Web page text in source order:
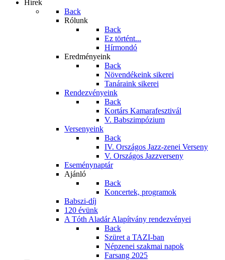
Hírek
Back
Rólunk
Back
Ez történt...
Hírmondó
Eredményeink
Back
Növendékeink sikerei
Tanáraink sikerei
Rendezvényeink
Back
Kortárs Kamarafesztivál
V. Babszimpózium
Versenyeink
Back
IV. Országos Jazz-zenei Verseny
V. Országos Jazzverseny
Eseménynaptár
Ajánló
Back
Koncertek, programok
Babszi-díj
120 évünk
A Tóth Aladár Alapítvány rendezvényei
Back
Szüret a TAZI-ban
Népzenei szakmai napok
Farsang 2025